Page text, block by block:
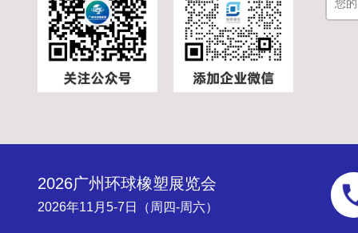
2026广州环球橡塑展览会
2026年11月5-7日（周四-周六）